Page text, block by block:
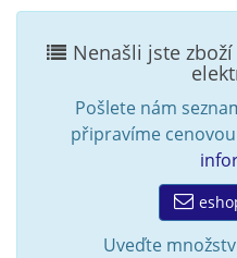
Nenašli jste
Pošlete nám
připravíme
Uveďte